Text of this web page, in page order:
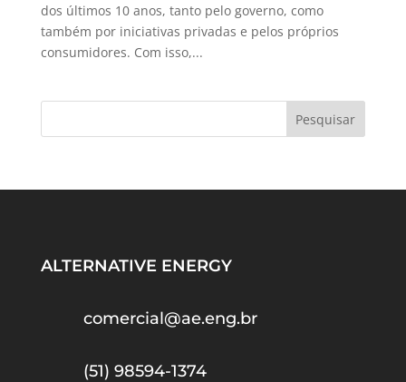
dos últimos 10 anos, tanto pelo governo, como
também por iniciativas privadas e pelos próprios
consumidores. Com isso,...
ALTERNATIVE ENERGY
comercial@ae.eng.br
(51) 98594-1374